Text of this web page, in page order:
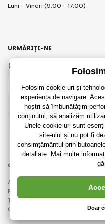
Luni - Vineri (9:00 - 17:00)
Romanian
URMĂRIȚI-NE
Instagram
© 2018 - 2026 RaiJucării.ro,
Această pagină este protejată
Regulile de protecție a datelor
Termeni și condiții.
Crearea de magazine online